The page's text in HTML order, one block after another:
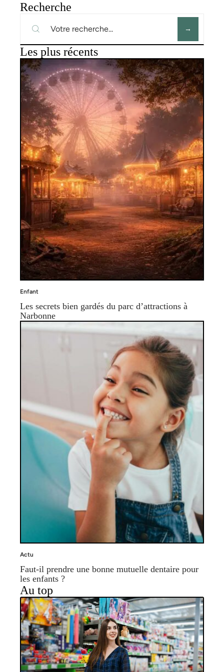
Recherche
Les plus récents
Enfant
Les secrets bien gardés du parc d’attractions à
Narbonne
Actu
Faut-il prendre une bonne mutuelle dentaire pour
les enfants ?
Au top